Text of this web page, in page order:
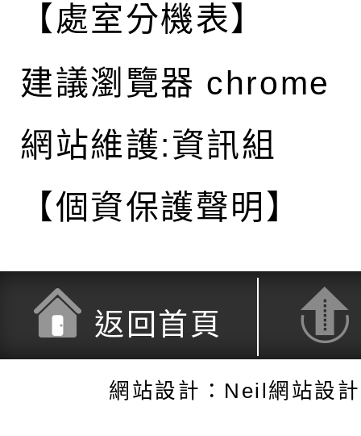
【處室分機表】
建議瀏覽器 chrome
網站維護:資訊組
【個資保護聲明】
返回首頁
網站設計：Neil網站設